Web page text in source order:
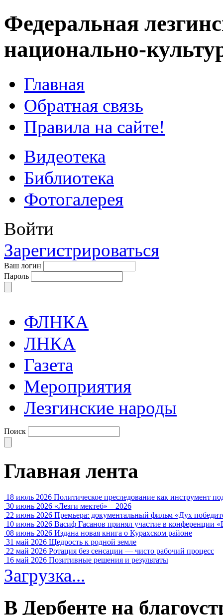
Федеральная
национально-
Главная
Обратная связь
Правила на сайте!
Видеотека
Библиотека
Фотогалерея
Войти
Зарегистрироваться
Ваш логин
Пароль
ФЛНКА
ЛНКА
Газета
Мероприятия
Лезгинские народы
Поиск
Главная лента
18 июль 2026 Политическое преследование как инструмент
30 июнь 2026 «Лезги мектеб» – 2026
22 июнь 2026 Премьера: документальный фильм «Дух
10 июнь 2026 Васиф Гасанов принял участие в конференции
08 июнь 2026 Издана новая книга о Курахском районе
31 май 2026 Щедрость к родной земле
22 май 2026 Ротация без сенсации — чисто рабочий процесс
16 май 2026 Позитивные решения и результаты
Загрузка...
В Дербенте на